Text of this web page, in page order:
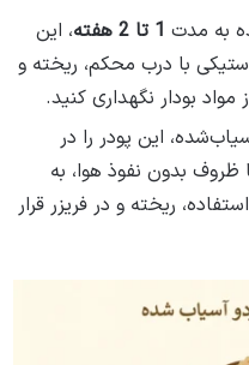
به مدت
، این
با درب محکم، ریخته و
بودار نگهداری کنید.
این پودر را در
بدون نفوذ هوا، به
ریخته و در فریزر قرار